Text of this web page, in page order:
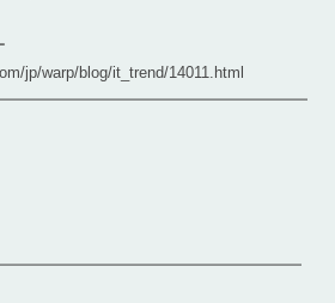
jp/warp/blog/it_trend/14011.html